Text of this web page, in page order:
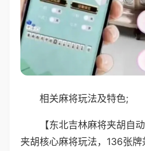
相关麻将玩法及特色;
【东北吉林麻将夹胡自
夹胡核心麻将玩法，136张